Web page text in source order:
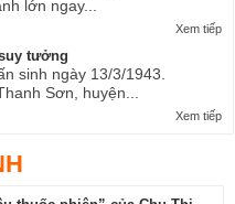
lớn ngay...
Xem tiếp
tưởng
sinh ngày 13/3/1943.
Sơn, huyện...
Xem tiếp